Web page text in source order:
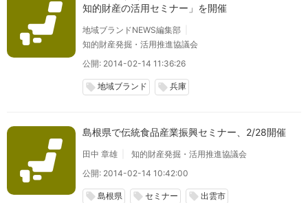
知的財産の活用セミナー」を開催
地域ブランドNEWS編集部
知的財産発掘・活用推進協議会
公開: 2014-02-14 11:36:26
local_offer 地域ブランド local_offer 兵庫
島根県で伝統食品産業振興セミナー、2/28開催
田中 章雄
知的財産発掘・活用推進協議会
公開: 2014-02-14 10:42:00
local_offer 島根県 local_offer セミナー local_offer 出雲市